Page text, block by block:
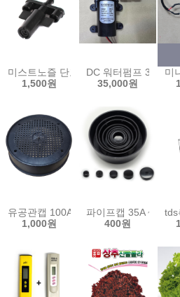
미스트노즐 단포거 이스라엘제 쿨링포
1,500원
DC 워터펌프 30w
35,000원
미
유공관캡 100A 통기관 캡 수목 숨틀 파
1,000원
파이프캡 35A ~
400원
tds